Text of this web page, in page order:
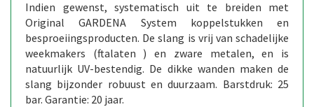
Indien gewenst, systematisch uit te breiden met
Original GARDENA System koppelstukken en
besproeiingsproducten. De slang is vrij van schadelijke
weekmakers (ftalaten ) en zware metalen, en is
natuurlijk UV-bestendig. De dikke wanden maken de
slang bijzonder robuust en duurzaam. Barstdruk: 25
bar. Garantie: 20 jaar.